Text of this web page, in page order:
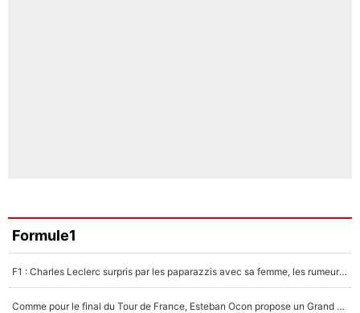
Formule1
F1 : Charles Leclerc surpris par les paparazzis avec sa femme, les rumeurs étaient vraies !
Comme pour le final du Tour de France, Esteban Ocon propose un Grand Prix de Formule 1 à Paris : «Autour de l’Arc de Triomphe, ce serait génial» !